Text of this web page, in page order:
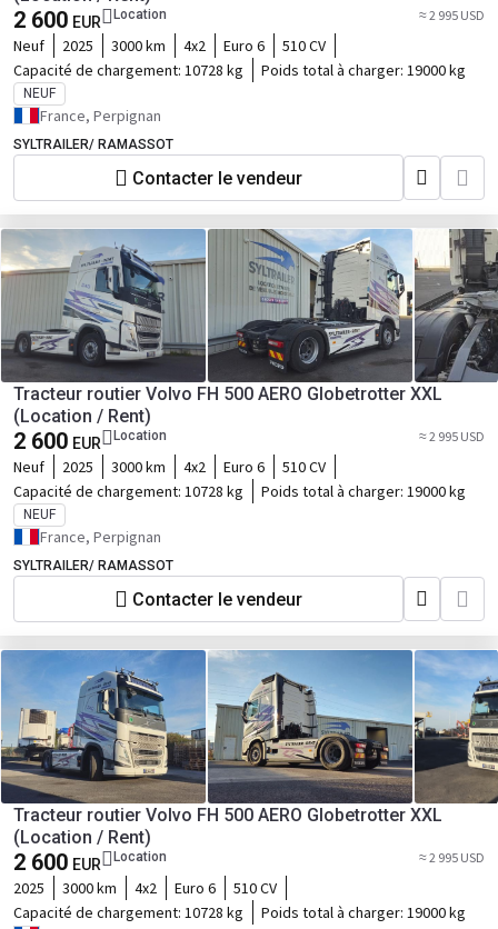
2 600 EUR Location ≈ 2 995 USD
Neuf 2025 3000 km 4x2 Euro 6
510 CV
Capacité de chargement: 10728 kg Poids total à charger: 19000 kg
NEUF
France, Perpignan
SYLTRAILER/ RAMASSOT
Contacter le vendeur
Tracteur routier Volvo FH 500 AERO Globetrotter XXL
(Location / Rent)
2 600 EUR Location ≈ 2 995 USD
Neuf 2025 3000 km 4x2 Euro 6
510 CV
Capacité de chargement: 10728 kg Poids total à charger: 19000 kg
NEUF
France, Perpignan
SYLTRAILER/ RAMASSOT
Contacter le vendeur
Tracteur routier Volvo FH 500 AERO Globetrotter XXL
(Location / Rent)
2 600 EUR Location ≈ 2 995 USD
2025 3000 km 4x2 Euro 6
510 CV
Capacité de chargement: 10728 kg Poids total à charger: 19000 kg